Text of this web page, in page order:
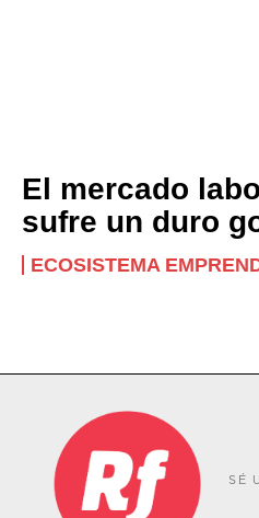
El mercado
sufre un duro
ECOSISTEMA
SÉ